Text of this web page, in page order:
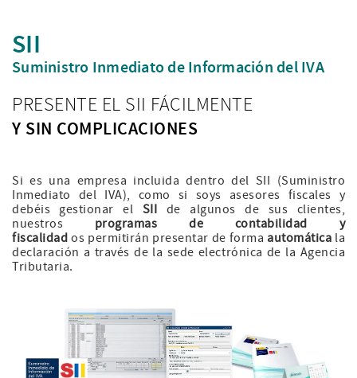
SII
Suministro Inmediato de Información del IVA
PRESENTE EL SII FÁCILMENTE
Y SIN COMPLICACIONES
Si es una empresa incluida dentro del SII (Suministro
Inmediato del IVA), como si soys asesores fiscales y
debéis gestionar el SII de algunos de sus clientes,
nuestros programas de contabilidad y
fiscalidad os permitirán presentar de forma automática la
declaración a través de la sede electrónica de la Agencia
Tributaria.